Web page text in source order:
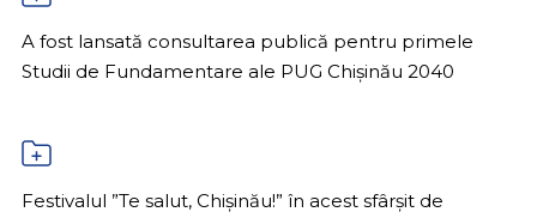
A fost lansată consultarea publică pentru primele
Studii de Fundamentare ale PUG Chișinău 2040
Festivalul ”Te salut, Chișinău!” în acest sfârșit de